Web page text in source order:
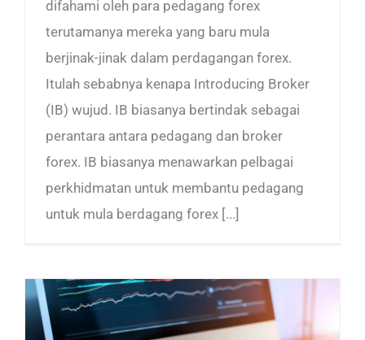
difahami oleh para pedagang forex
terutamanya mereka yang baru mula
berjinak-jinak dalam perdagangan forex.
Itulah sebabnya kenapa Introducing Broker
(IB) wujud. IB biasanya bertindak sebagai
perantara antara pedagang dan broker
forex. IB biasanya menawarkan pelbagai
perkhidmatan untuk membantu pedagang
untuk mula berdagang forex [...]